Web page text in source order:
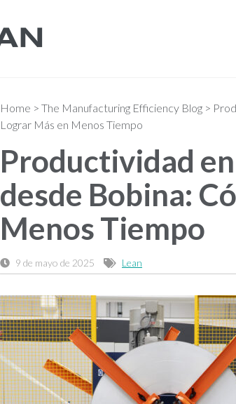
Home > The Manufacturing Efficiency Blog >
Lograr Más en Menos Tiempo
Productividad
desde Bobina:
Menos Tiempo
9 de mayo de 2025 Lean